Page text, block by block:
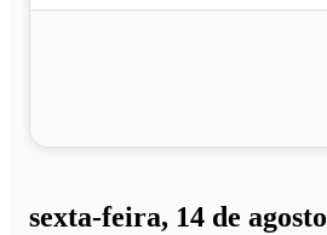
sexta-feira, 14 de agosto